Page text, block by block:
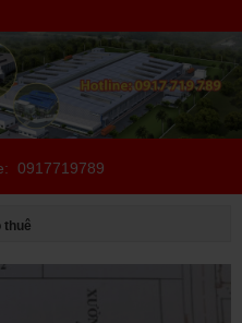
0917719789
thuê
Dương